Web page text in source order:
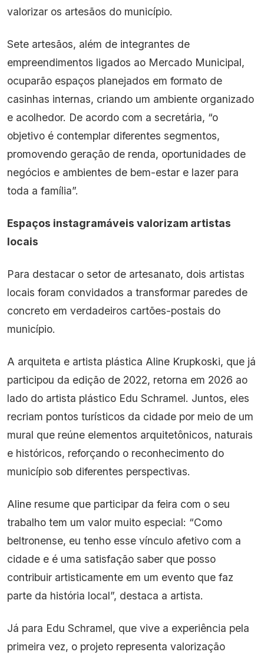
valorizar os artesãos do município.
Sete artesãos, além de integrantes de
empreendimentos ligados ao Mercado Municipal,
ocuparão espaços planejados em formato de
casinhas internas, criando um ambiente organizado
e acolhedor. De acordo com a secretária, “o
objetivo é contemplar diferentes segmentos,
promovendo geração de renda, oportunidades de
negócios e ambientes de bem-estar e lazer para
toda a família”.
Espaços instagramáveis valorizam artistas
locais
Para destacar o setor de artesanato, dois artistas
locais foram convidados a transformar paredes de
concreto em verdadeiros cartões-postais do
município.
A arquiteta e artista plástica Aline Krupkoski, que já
participou da edição de 2022, retorna em 2026 ao
lado do artista plástico Edu Schramel. Juntos, eles
recriam pontos turísticos da cidade por meio de um
mural que reúne elementos arquitetônicos, naturais
e históricos, reforçando o reconhecimento do
município sob diferentes perspectivas.
Aline resume que participar da feira com o seu
trabalho tem um valor muito especial: “Como
beltronense, eu tenho esse vínculo afetivo com a
cidade e é uma satisfação saber que posso
contribuir artisticamente em um evento que faz
parte da história local”, destaca a artista.
Já para Edu Schramel, que vive a experiência pela
primeira vez, o projeto representa valorização